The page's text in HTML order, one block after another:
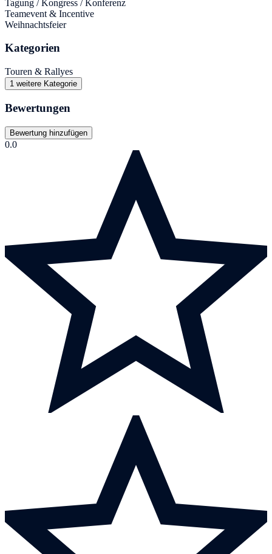
Tagung / Kongress / Konferenz
Teamevent & Incentive
Weihnachtsfeier
Kategorien
Touren & Rallyes
1 weitere Kategorie
Bewertungen
Bewertung hinzufügen
0.0